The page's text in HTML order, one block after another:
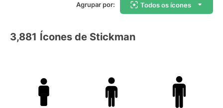
Agrupar por: Todos os ícones
3,881 Ícones de Stickman